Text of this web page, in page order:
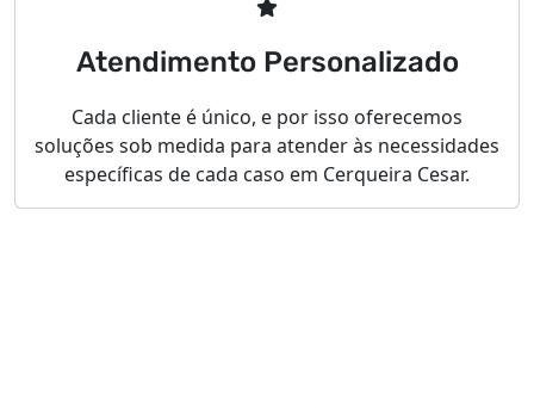
Atendimento Personalizado
Cada cliente é único, e por isso oferecemos
soluções sob medida para atender às necessidades
específicas de cada caso em Cerqueira Cesar.